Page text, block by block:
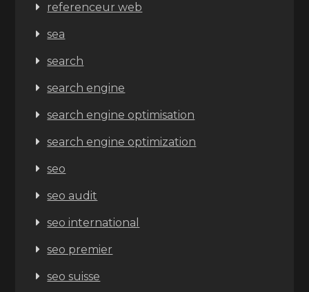
referenceur web
sea
search
search engine
search engine optimisation
search engine optimization
seo
seo audit
seo international
seo premier
seo suisse